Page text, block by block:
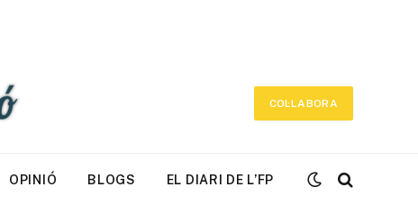
COL·LABORA
OPINIÓ BLOGS EL DIARI DE L’FP